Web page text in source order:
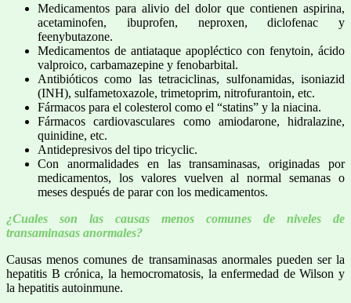
Medicamentos para alivio del dolor que contienen aspirina,
acetaminofen, ibuprofen, neproxen, diclofenac y
feenybutazone.
Medicamentos de antiataque apopléctico con fenytoin, ácido
valproico, carbamazepine y fenobarbital.
Antibióticos como las tetraciclinas, sulfonamidas, isoniazid
(INH), sulfametoxazole, trimetoprim, nitrofurantoin, etc.
Fármacos para el colesterol como el “statins” y la niacina.
Fármacos cardiovasculares como amiodarone, hidralazine,
quinidine, etc.
Antidepresivos del tipo tricyclic.
Con anormalidades en las transaminasas, originadas por
medicamentos, los valores vuelven al normal semanas o
meses después de parar con los medicamentos.
¿Cuales son las causas menos comunes de niveles de
transaminasas anormales?
Causas menos comunes de transaminasas anormales pueden ser la
hepatitis B crónica, la hemocromatosis, la enfermedad de Wilson y
la hepatitis autoinmune.